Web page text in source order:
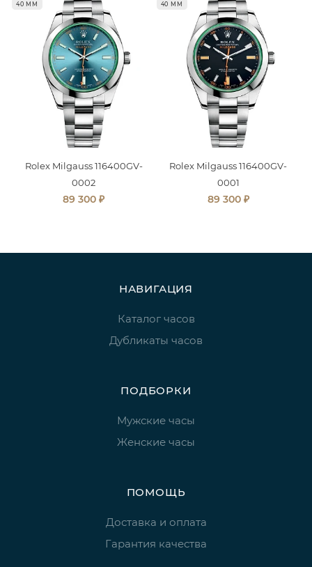
40 ММ
Rolex Milgauss 116400GV-
0002
89 300 ₽
40 ММ
Rolex Milgauss 116400GV-
0001
89 300 ₽
НАВИГАЦИЯ
Каталог часов
Дубликаты часов
ПОДБОРКИ
Мужские часы
Женские часы
ПОМОЩЬ
Доставка и оплата
Гарантия качества